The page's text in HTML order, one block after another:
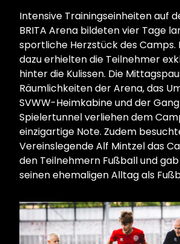
Intensive Trainingseinheiten auf
BRITA Arena bildeten vier Tage
sportliche Herzstück des Camps.
dazu erhielten die Teilnehmer
hinter die Kulissen. Die
Räumlichkeiten der Arena, das
SVWW-Heimkabine und der
Spielertunnel verliehen dem
einzigartige Note. Zudem
Vereinslegende Alf Mintzel das
den Teilnehmern Fußball und
seinen ehemaligen Alltag als